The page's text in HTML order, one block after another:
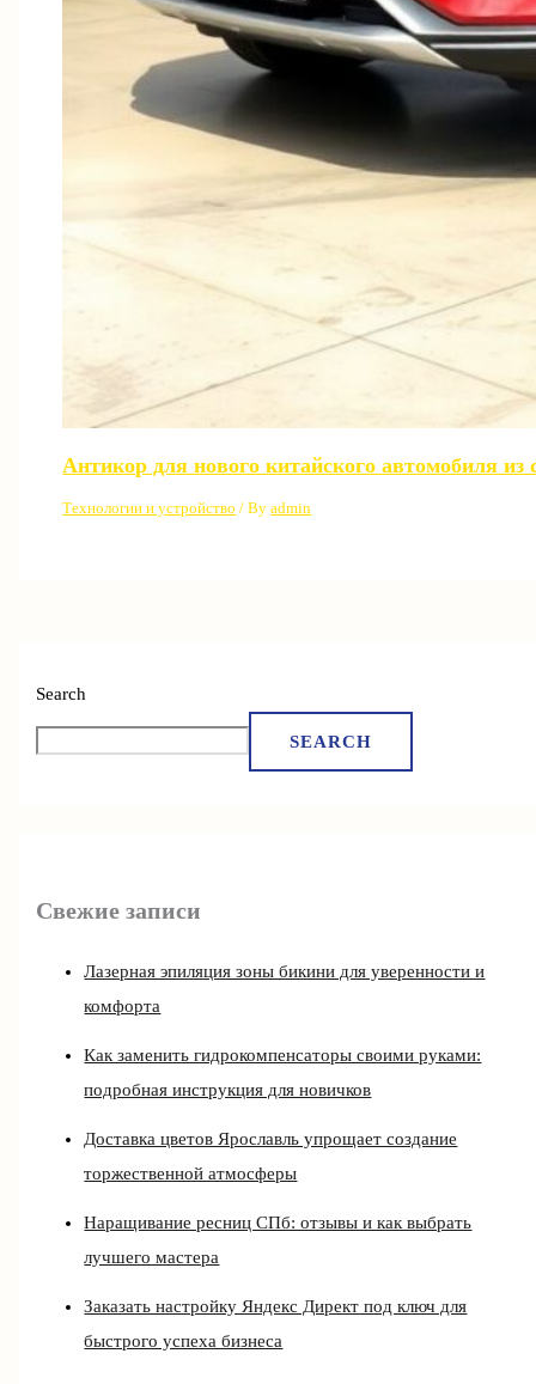
Search
SEARCH
Свежие записи
Лазерная эпиляция зоны бикини для уверенности и
комфорта
Как заменить гидрокомпенсаторы своими руками:
подробная инструкция для новичков
Доставка цветов Ярославль упрощает создание
торжественной атмосферы
Наращивание ресниц СПб: отзывы и как выбрать
лучшего мастера
Заказать настройку Яндекс Директ под ключ для
быстрого успеха бизнеса
Антикор для нового китайского автомобиля
Технологии и устройство / Byadmin